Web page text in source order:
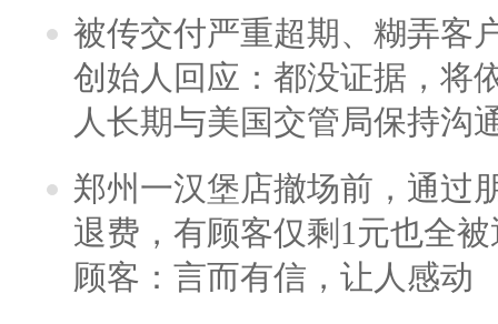
被传交付严重超期、糊弄客
创始人回应：都没证据，将
人长期与美国交管局保持沟
郑州一汉堡店撤场前，通过
退费，有顾客仅剩1元也全
顾客：言而有信，让人感动